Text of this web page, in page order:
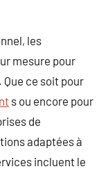
les
mesure pour
ce soit pour
s ou encore pour
de
adaptées à
incluent le